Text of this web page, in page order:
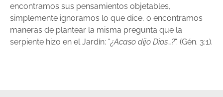
encontramos sus pensamientos objetables,
simplemente ignoramos lo que dice, o encontramos
maneras de plantear la misma pregunta que la
serpiente hizo en el Jardín: “¿Acaso dijo Dios…?“. (Gén. 3:1).